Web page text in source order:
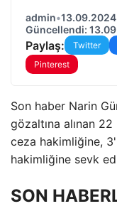
admin•
Güncellendi:
Paylaş: Twitter
Pinterest
Son haber Narin
gözaltına alınan
ceza hakimliğine,
hakimliğine sevk
SON